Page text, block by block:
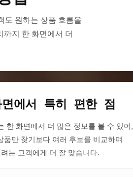
도 원하는 상품 흐름을
까지 한 화면에서 더
면에서 특히 편한 점
한 화면에서 더 많은 정보를 볼 수 있어,
품만 찾기보다 여러 후보를 비교하며
려는 고객에게 더 잘 맞습니다.